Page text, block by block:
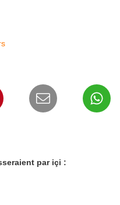
par içi :